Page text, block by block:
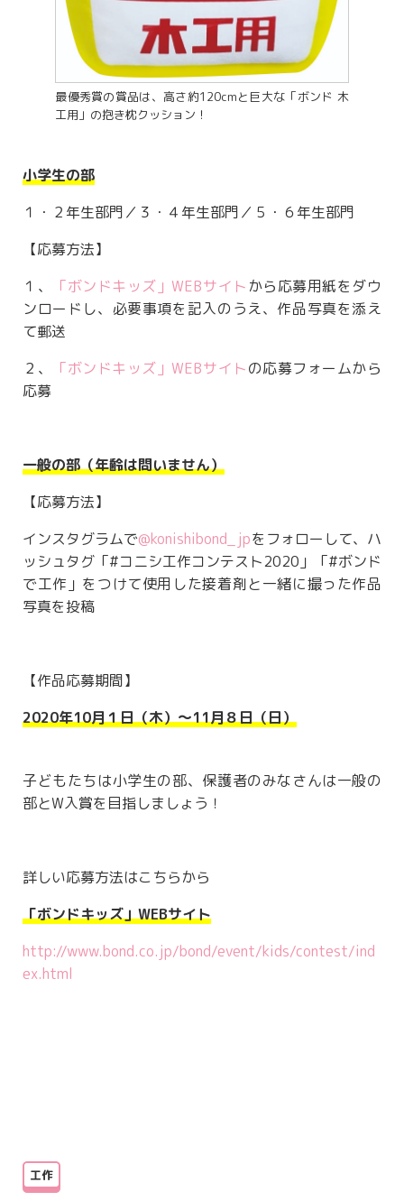
最優秀賞の賞品は、高さ約120cmと巨大な「ボンド 木
工用」の抱き枕クッション！
小学生の部
１・２年生部門／３・４年生部門／５・６年生部門
【応募方法】
１、
「ボンドキッズ」WEBサイト から応募用紙をダウ
ンロードし、必要事項を記入のうえ、作品写真を添え
て郵送
２、
「ボンドキッズ」WEBサイトの応募フォームから
応募
一般の部（年齢は問いません）
【応募方法】
インスタグラムで@konishibond_jpをフォローして、ハ
ッシュタグ「#コニシ工作コンテスト2020」「#ボンド
で工作」をつけて使用した接着剤と一緒に撮った作品
写真を投稿
【作品応募期間】
2020年10月１日（木）～11月８日（日）
子どもたちは小学生の部、保護者のみなさんは一般の
部とW入賞を目指しましょう！
詳しい応募方法はこちらから
「ボンドキッズ」WEBサイト
http://www.bond.co.jp/bond/event/kids/contest/ind
ex.html
工作